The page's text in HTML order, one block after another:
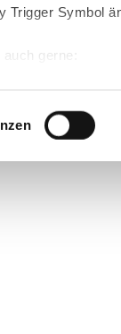
Trigger Symbol
gerne:
nach
persönlichen
fest.